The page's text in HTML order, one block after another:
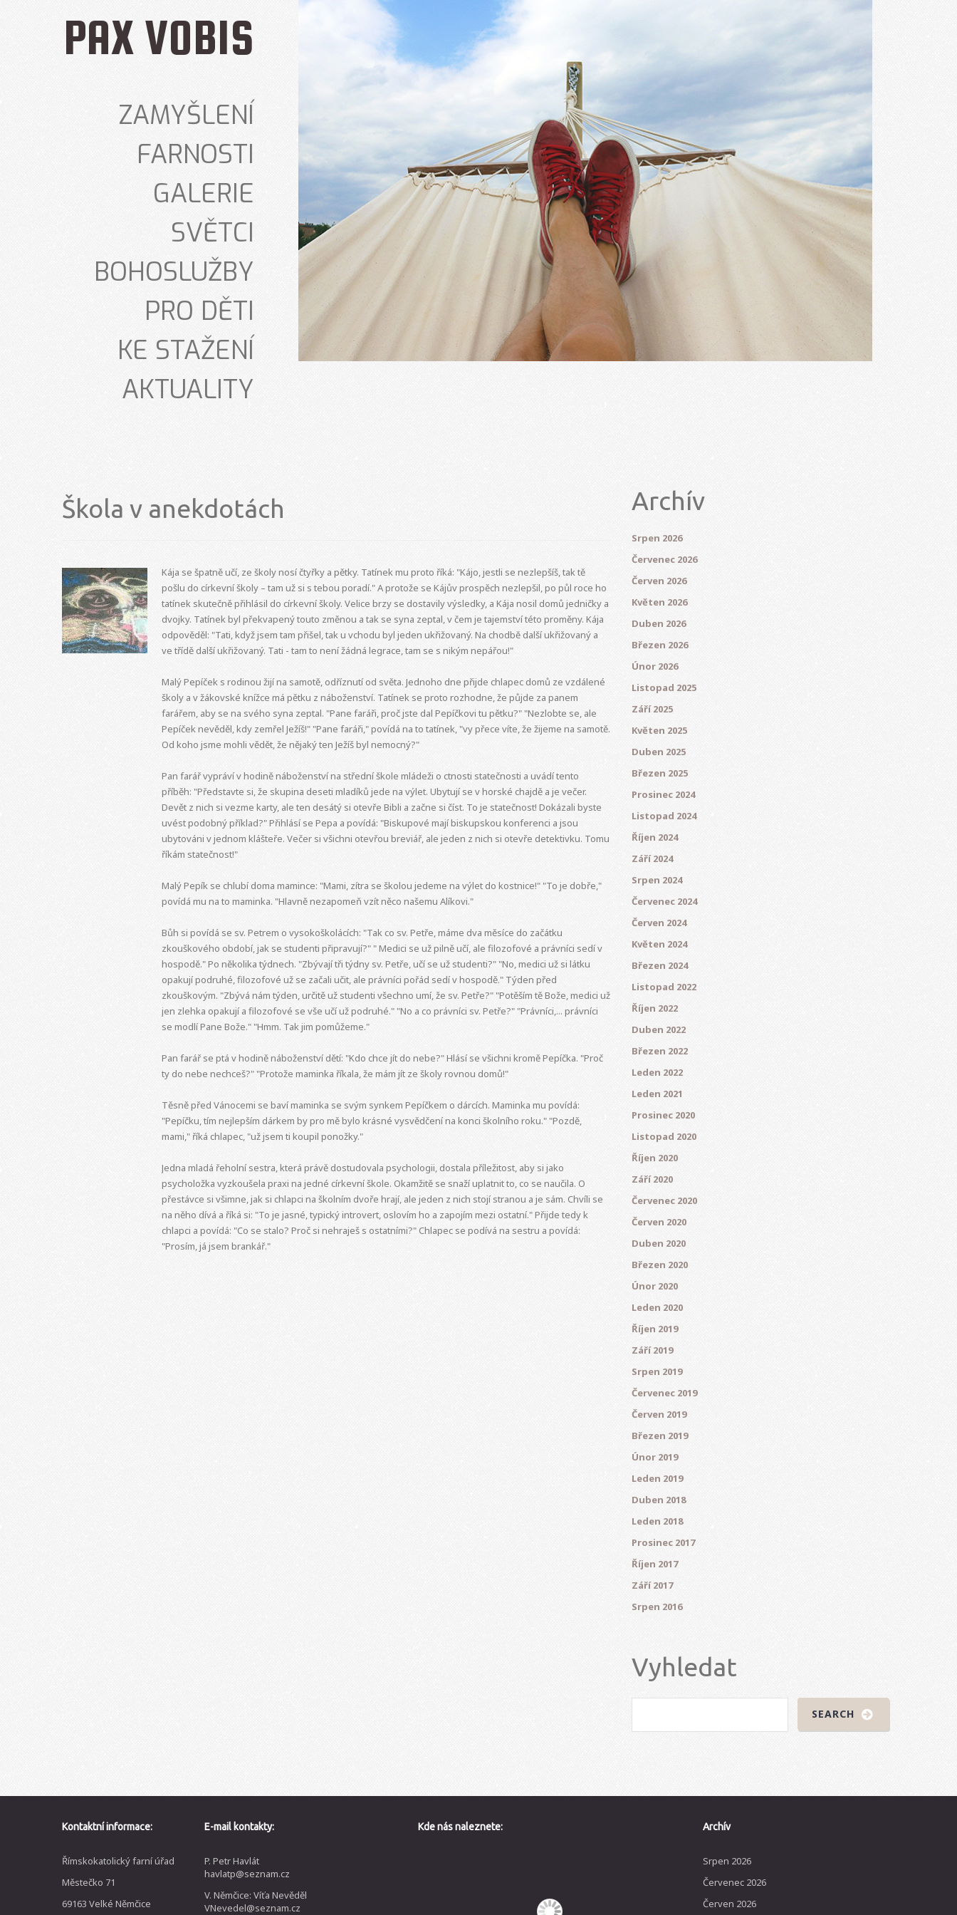
PAX VOBIS
ZAMYŠLENÍ
FARNOSTI
GALERIE
SVĚTCI
BOHOSLUŽBY
PRO DĚTI
KE STAŽENÍ
AKTUALITY
Škola v anekdotách
Kája se špatně učí, ze školy nosí čtyřky a pětky. Tatínek mu proto říká: "Kájo, jestli se nezlepšíš, tak tě
pošlu do církevní školy – tam už si s tebou poradí." A protože se Kájův prospěch nezlepšil, po půl roce ho
tatínek skutečně přihlásil do církevní školy. Velice brzy se dostavily výsledky, a Kája nosil domů jedničky a
dvojky. Tatínek byl překvapený touto změnou a tak se syna zeptal, v čem je tajemství této proměny. Kája
odpověděl: "Tati, když jsem tam přišel, tak u vchodu byl jeden ukřižovaný. Na chodbě další ukřižovaný a
ve třídě další ukřižovaný. Tati - tam to není žádná legrace, tam se s nikým nepářou!"
Malý Pepíček s rodinou žijí na samotě, odříznutí od světa. Jednoho dne přijde chlapec domů ze vzdálené
školy a v žákovské knížce má pětku z náboženství. Tatínek se proto rozhodne, že půjde za panem
farářem, aby se na svého syna zeptal. "Pane faráři, proč jste dal Pepíčkovi tu pětku?" "Nezlobte se, ale
Pepíček nevěděl, kdy zemřel Ježíš!" "Pane faráři," povídá na to tatínek, "vy přece víte, že žijeme na samotě.
Od koho jsme mohli vědět, že nějaký ten Ježíš byl nemocný?"
Pan farář vypráví v hodině náboženství na střední škole mládeži o ctnosti statečnosti a uvádí tento
příběh: "Představte si, že skupina deseti mladíků jede na výlet. Ubytují se v horské chajdě a je večer.
Devět z nich si vezme karty, ale ten desátý si otevře Bibli a začne si číst. To je statečnost! Dokázali byste
uvést podobný příklad?" Přihlásí se Pepa a povídá: "Biskupové mají biskupskou konferenci a jsou
ubytováni v jednom klášteře. Večer si všichni otevřou breviář, ale jeden z nich si otevře detektivku. Tomu
říkám statečnost!"
Malý Pepík se chlubí doma mamince: "Mami, zítra se školou jedeme na výlet do kostnice!" "To je dobře,"
povídá mu na to maminka. "Hlavně nezapomeň vzít něco našemu Alíkovi."
Bůh si povídá se sv. Petrem o vysokoškolácích: "Tak co sv. Petře, máme dva měsíce do začátku
zkouškového období, jak se studenti připravují?" " Medici se už pilně učí, ale filozofové a právníci sedí v
hospodě." Po několika týdnech. "Zbývají tři týdny sv. Petře, učí se už studenti?" "No, medici už si látku
opakují podruhé, filozofové už se začali učit, ale právníci pořád sedí v hospodě." Týden před
zkouškovým. "Zbývá nám týden, určitě už studenti všechno umí, že sv. Petře?" "Potěším tě Bože, medici už
jen zlehka opakují a filozofové se vše učí už podruhé." "No a co právníci sv. Petře?" "Právníci,... právníci
se modlí Pane Bože." "Hmm. Tak jim pomůžeme."
Pan farář se ptá v hodině náboženství dětí: "Kdo chce jít do nebe?" Hlásí se všichni kromě Pepíčka. "Proč
ty do nebe nechceš?" "Protože maminka říkala, že mám jít ze školy rovnou domů!"
Těsně před Vánocemi se baví maminka se svým synkem Pepíčkem o dárcích. Maminka mu povídá:
"Pepíčku, tím nejlepším dárkem by pro mě bylo krásné vysvědčení na konci školního roku." "Pozdě,
mami," říká chlapec, "už jsem ti koupil ponožky."
Jedna mladá řeholní sestra, která právě dostudovala psychologii, dostala příležitost, aby si jako
psycholožka vyzkoušela praxi na jedné církevní škole. Okamžitě se snaží uplatnit to, co se naučila. O
přestávce si všimne, jak si chlapci na školním dvoře hrají, ale jeden z nich stojí stranou a je sám. Chvíli se
na něho dívá a říká si: "To je jasné, typický introvert, oslovím ho a zapojím mezi ostatní." Přijde tedy k
chlapci a povídá: "Co se stalo? Proč si nehraješ s ostatními?" Chlapec se podívá na sestru a povídá:
"Prosím, já jsem brankář."
Archív
Srpen 2026
Červenec 2026
Červen 2026
Květen 2026
Duben 2026
Březen 2026
Únor 2026
Listopad 2025
Září 2025
Květen 2025
Duben 2025
Březen 2025
Prosinec 2024
Listopad 2024
Říjen 2024
Září 2024
Srpen 2024
Červenec 2024
Červen 2024
Květen 2024
Březen 2024
Listopad 2022
Říjen 2022
Duben 2022
Březen 2022
Leden 2022
Leden 2021
Prosinec 2020
Listopad 2020
Říjen 2020
Září 2020
Červenec 2020
Červen 2020
Duben 2020
Březen 2020
Únor 2020
Leden 2020
Říjen 2019
Září 2019
Srpen 2019
Červenec 2019
Červen 2019
Březen 2019
Únor 2019
Leden 2019
Duben 2018
Leden 2018
Prosinec 2017
Říjen 2017
Září 2017
Srpen 2016
Vyhledat
Kontaktní informace:
Římskokatolický farní úřad
Městečko 71
69163 Velké Němčice
E-mail kontakty:
P. Petr Havlát
havlatp@seznam.cz
V. Němčice: Víťa Nevěděl
VNevedel@seznam.cz
Kde nás naleznete: Archív
Srpen 2026
Červenec 2026
Červen 2026